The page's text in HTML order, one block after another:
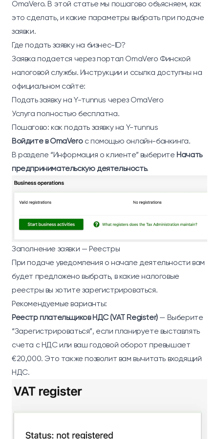
OmaVero. В этой статье мы пошагово объясняем, как
это сделать, и какие параметры выбрать при подаче
заявки.
Где подать заявку на бизнес-ID?
Заявка подается через портал OmaVero Финской
налоговой службы. Инструкции и ссылка доступны на
официальном сайте:
Подать заявку на Y-тunnus через OmaVero
Услуга полностью бесплатна.
Пошагово: как подать заявку на Y-тunnus
Войдите в OmaVeroс помощью онлайн-банкинга.
В разделе “Информация о клиенте” выберитеНачать
предпринимательскую деятельность.
Заполнение заявки — Реестры
При подаче уведомления о начале деятельности вам
будет предложено выбрать, в какие налоговые
реестры вы хотите зарегистрироваться.
Рекомендуемые варианты:
Реестр плательщиков НДС (VAT Register)— Выберите
“Зарегистрироваться”, если планируете выставлять
счета с НДС или ваш годовой оборот превышает
€20,000. Это также позволит вам вычитать входящий
НДС.